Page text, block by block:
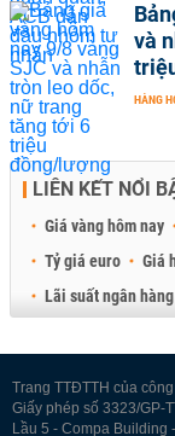
và
HÀNG
LIÊN KẾT NỔI
Giá vàng hôm nay
Tỷ giá euro
Giá
Lãi suất ngân hàng
Trang TTĐTTH của
Giấy phép số 3323/GP-
Lầu 5 - Compa Building